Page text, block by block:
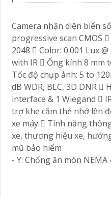
Camera nhận diện biển
progressive scan CMOS
2048  Color: 0.001 Lux @
with IR  Ống kính 8 mm
Tốc độ chụp ảnh: 5 to
dB WDR, BLC, 3D DNR 
interface & 1 Wiegand 
trợ khe cắm thẻ nhớ lên
xe máy  Tính năng
xe, thương hiệu xe,
mũ bảo hiểm
- Y: Chống ăn mòn NEMA